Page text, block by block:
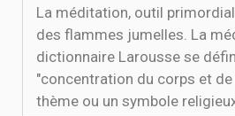
La méditation, outil
des flammes jumelles. La
dictionnaire Larousse se
"concentration du corps et
thème ou un symbole